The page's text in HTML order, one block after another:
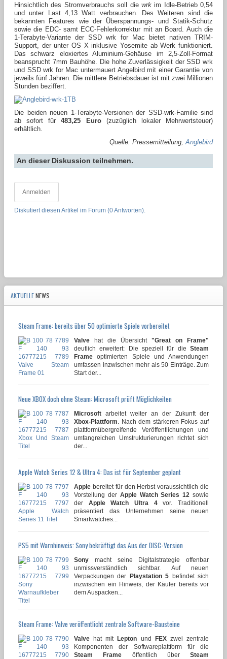
Hinsichtlich des Stromverbrauchs soll die wrkim Idle-Betrieb 0,54
und unter Last 4,13 Watt verbrauchen. Des Weiteren sind die
bekannten Features wie der Überspannungs- und Statik-Schutz
sowie die EDC- samt ECC-Fehlerkorrektur mit an Board. Auch die
1-Terabyte-Variante der SSD wrk for Mac bietet nativen TRIM-
Support, der unter OS X inklusive Yosemite ab Werk funktioniert.
Das schwarz eloxiertes Aluminium-Gehäuse im 2,5-Zoll-Format
beansprucht 7mm Bauhöhe. Die hohe Zuverlässigkeit der SSD wrk
und SSD wrk for Mac untermauert Angelbird mit einer Garantie von
jeweils fünf Jahren. Die mittlere Betriebsdauer ist mit zwei Millionen
Stunden beziffert.
Die beiden neuen 1-Terabyte-Versionen der SSD-wrk-Familie sind
ab sofort für483,25 Euro(zuzüglich lokaler Mehrwertsteuer)
erhältlich.
Quelle: Pressemitteilung, Anglebird
An dieser Diskussion teilnehmen.
Anmelden
Diskutiert diesen Artikel im Forum (0 Antworten).
AKTUELLENEWS
Steam Frame: bereits über 50 optimierte Spiele vorbereitet
Valve hat die Übersicht "Great on Frame"
deutlich erweitert: Die speziell für die Steam
Frame optimierten Spiele und Anwendungen
umfassen inzwischen mehr als 50 Einträge. Zum
Start der...
Neue XBOX doch ohne Steam: Microsoft prüft Möglichkeiten
Microsoft arbeitet weiter an der Zukunft der
Xbox-Plattform . Nach dem stärkeren Fokus auf
plattformübergreifende Veröffentlichungen und
umfangreichen Umstrukturierungen richtet sich
der...
Apple Watch Series 12 & Ultra 4: Das ist für September geplant
Apple bereitet für den Herbst voraussichtlich die
Vorstellung der Apple Watch Series 12 sowie
der Apple Watch Ultra 4vor. Traditionell
präsentiert das Unternehmen seine neuen
Smartwatches...
PS5 mit Warnhinweis: Sony bekräftigt das Aus der DISC-Version
Sony macht seine Digitalstrategie offenbar
unmissverständlich sichtbar. Auf neuen
Verpackungen der Playstation 5 befindet sich
inzwischen ein Hinweis, der Käufer bereits vor
dem Auspacken...
Steam Frame: Valve veröffentlicht zentrale Software-Bausteine
Valve hat mitLepton und FEXzwei zentrale
Komponenten der Softwareplattform für die
Steam Frame öffentlich über Steam